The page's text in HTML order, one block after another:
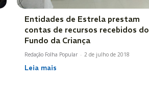
Entidades de Estrela prestam
contas de recursos recebidos do
Fundo da Criança
Redação Folha Popular - 2 de julho de 2018
Leia mais